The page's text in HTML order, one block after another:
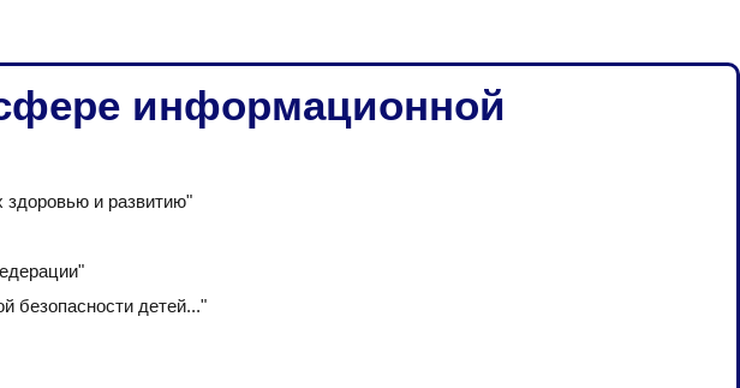
информационной
и развитию"
безопасности детей..."